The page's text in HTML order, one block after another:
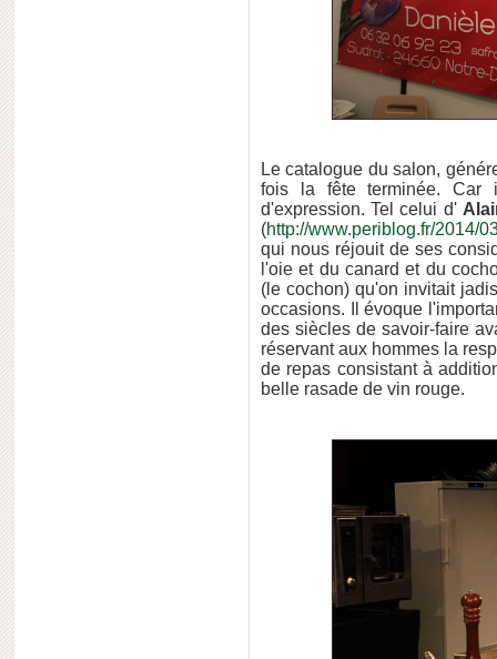
Le catalogue du salon,
fois la fête terminée. Car
d'expression. Tel celui d'
(http://www.periblog.fr/2014/
qui nous réjouit de ses
l'oie et du canard et du
(le cochon) qu'on invitait
occasions. Il évoque
des siècles de savoir-faire
réservant aux hommes la
de repas consistant à
belle rasade de vin rouge.